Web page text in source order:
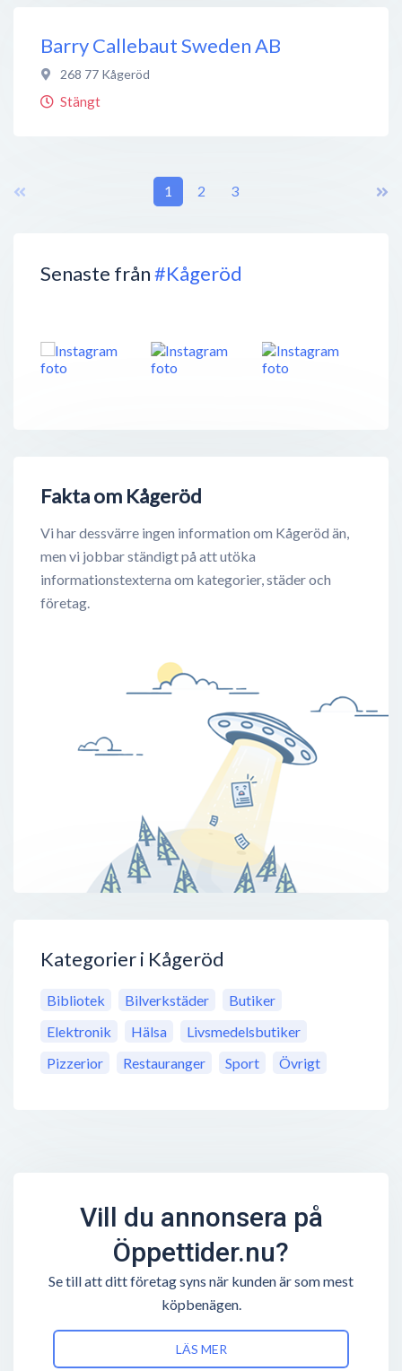
Senaste från#Kågeröd
Fakta om Kågeröd
Vi har dessvärre ingen information om Kågeröd än,
men vi jobbar ständigt på att utöka
informationstexterna om kategorier, städer och
företag.
Kategorier i Kågeröd
Bibliotek Bilverkstäder
Butiker
Elektronik
Hälsa
Livsmedelsbutiker
Pizzerior
Restauranger Sport Övrigt
Barry Callebaut Sweden AB
268 77 Kågeröd
Stängt
1 2 3
Vill du annonsera på
Öppettider.nu?
Se till att ditt företag syns när kunden är som mest
köpbenägen.
LÄS MER